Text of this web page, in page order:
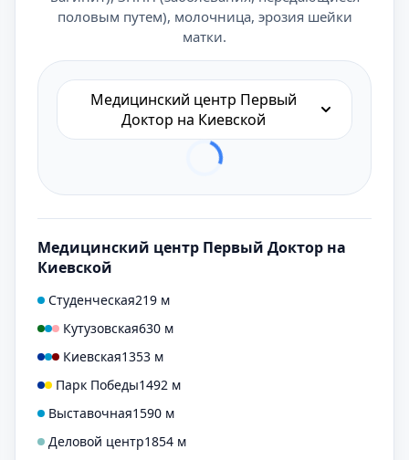
половым путем), молочница, эрозия шейки
матки.
Медицинский центр Первый
Доктор на Киевской
Медицинский центр Первый Доктор на
Киевской
Студенческая219 м
Кутузовская630 м
Киевская1353 м
Парк Победы1492 м
Выставочная1590 м
Деловой центр1854 м